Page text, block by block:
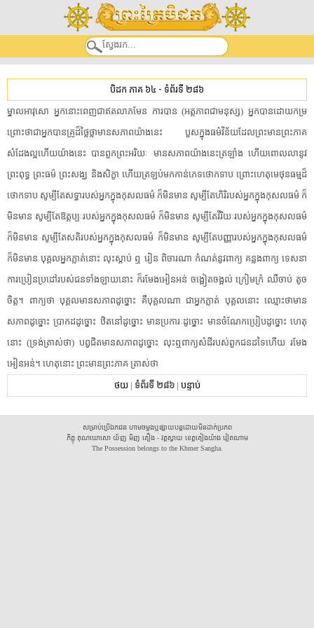
បិដក ភាគ ៦៤ - ទំព័រទី ២៨៦
ម្នាល​អាវុសោ​ អ្នកនោះ​ពេញជា​ឥត​លាភ​មែន​ ការបាន​ (អត្តភាព​ជា​មនុស្ស​) អ្នក​បាន​ដោយ​កម្រ​
ព្រោះថា​ជា​អ្នក​បាន​គ្រូ​ដ៏​ថ្លៃថ្លា​មាន​សភាព​យ៉ាងនេះ​ បួស​ក្នុង​ធម៌​វិន័យ​ដែល​ព្រះ​មាន​ព្រះ​ភាគ​
សំដែង​ល្អ​ហើយ​យ៉ាងនេះ​ បាន​ពួក​ព្រះ​អរិយៈ​ មាន​សភាព​យ៉ាងនេះ​ត្រឡាំង​ ហើយ​ពោល​លា​នូវ​
ព្រះពុទ្ធ​ ព្រះធម៌​ ព្រះសង្ឃ​ និង​សិក្ខា​ ហើយ​ត្រឡប់​មកកាន់​ភេទ​ថោក​ទាប​ ព្រោះ​ហេតុ​មេថុនធម្ម​ដ៏​
ថោកទាប​ សូម្បីតែ​សទ្ធា​របស់​អ្នក​ក្នុង​កុសលធម៌​ ក៏​មិន​មាន​ សូម្បីតែ​ហិរិ​របស់​អ្នក​ក្នុង​កុសលធម៌​ ក៏​
មិន​មាន​ សូម្បីតែ​ឱត្ត​ប្បៈ​របស់​អ្នក​ក្នុង​កុសល​ធម៌​ ក៏​មិន​មាន​ សូម្បីតែ​វី​រិយៈ​របស់​អ្នក​ក្នុង​កុសលធម៌​
ក៏​មិន​មាន​ សូម្បីតែ​សតិ​របស់​អ្នក​ក្នុង​កុសលធម៌​ ក៏​មិន​មាន​ សូម្បីតែ​បញ្ញា​របស់​អ្នក​ក្នុង​កុសលធម៌​
ក៏​មិន​មាន​ បុគ្គល​អ្នក​ភ្លាត់​នោះ​ លុះ​ស្តាប់​ ឮ រៀន​ ពិចារណា​ កំណត់​នូវ​ពាក្យ​ គន្លង​ពាក្យ​ ទេសនា​
ការ​ប្រៀនប្រដៅ​របស់​ជន​ទាំងឡាយ​នោះ​ ក៏​រមែង​អៀនអន់​ ចង្អៀតចង្អល់​ ក្រៀមក្រំ​ ឈឺចាប់​ តូច
ចិត្ត។ ពាក្យ​ថា​ បុគ្គល​មាន​សភាព​ដូច្នោះ​ គឺ​បុគ្គល​ណា​ ជា​អ្នក​ភ្លាត់​ បុគ្គល​នោះ​ ឈ្មោះថា​មាន​
សភាព​ដូច្នោះ​ ប្រាកដ​ដូច្នោះ​ ឋិតនៅ​ដូច្នោះ​ មាន​ប្រកា​រៈ​ដូច្នោះ​ មាន​ចំណែក​ប្រៀប​ដូច្នោះ​ ហេតុ​
នោះ​ (ទ្រង់​ត្រាស់​ថា​) បព្វជិត​មាន​សភាព​ដូច្នោះ​ លុះ​ឮពាក្យសំដី​របស់​ពួក​ជន​ដទៃ​ហើយ​ រមែង​
អៀនអន់។ ហេតុ​នោះ​ ព្រះ​មាន​ព្រះ​ភាគ​ ត្រាស់​ថា​
ថយ| ទំព័រទី ២៨៦| បន្ទាប់
សម្រាប់ប្រើឯកជន ហាមចម្លងឬផ្សាយបន្តដោយមិនដាក់ប្រភព
ភិក្ខុ គុណឃោសោ យ័ញ មិញ គឿង - វត្តស្វាយ ខេត្តគៀងយ៉ាង វៀតណាម
The Possession belongs to the Khmer Sangha.